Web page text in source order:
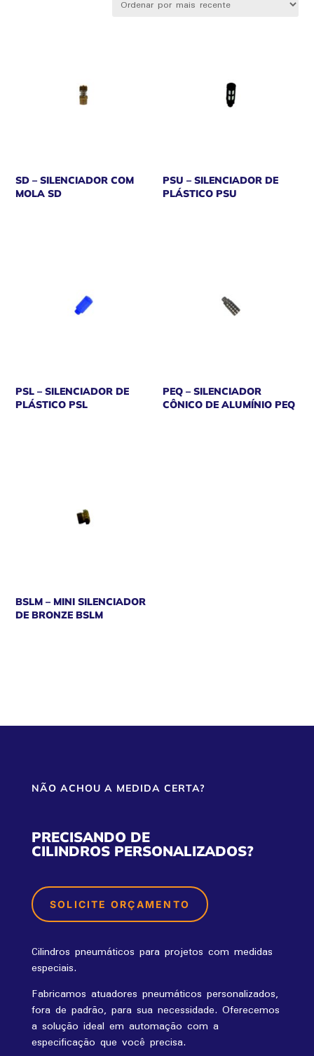
mais
SD – SILENCIADOR COM
MOLA SD
PSU – SILENCIADOR DE
PLÁSTICO PSU
PSL – SILENCIADOR DE
PLÁSTICO PSL
PEQ – SILENCIADOR
CÔNICO DE ALUMÍNIO PEQ
BSLM – MINI SILENCIADOR
DE BRONZE BSLM
NÃO ACHOU A MEDIDA CERTA?
PRECISANDO DE
CILINDROS PERSONALIZADOS?
SOLICITE ORÇAMENTO
Cilindros pneumáticos para projetos com medidas
especiais.
Fabricamos atuadores pneumáticos personalizados,
fora de padrão, para sua necessidade. Oferecemos
a solução ideal em automação com a
especificação que você precisa.